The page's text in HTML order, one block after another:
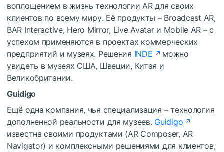
воплощением в жизнь технологии AR для своих
клиентов по всему миру. Её продукты – Broadcast AR,
BAR Interactive, Hero Mirror, Live Avatar и Mobile AR – с
успехом применяются в проектах коммерческих
предприятий и музеях. Решения INDE
можно
увидеть в музеях США, Швеции, Китая и
Великобритании.
Guidigo
Ещё одна компания, чья специализация – технология
дополненной реальности для музеев. Guidigo
известна своими продуктами (AR Composer, AR
Navigator) и комплексными решениями для клиентов,